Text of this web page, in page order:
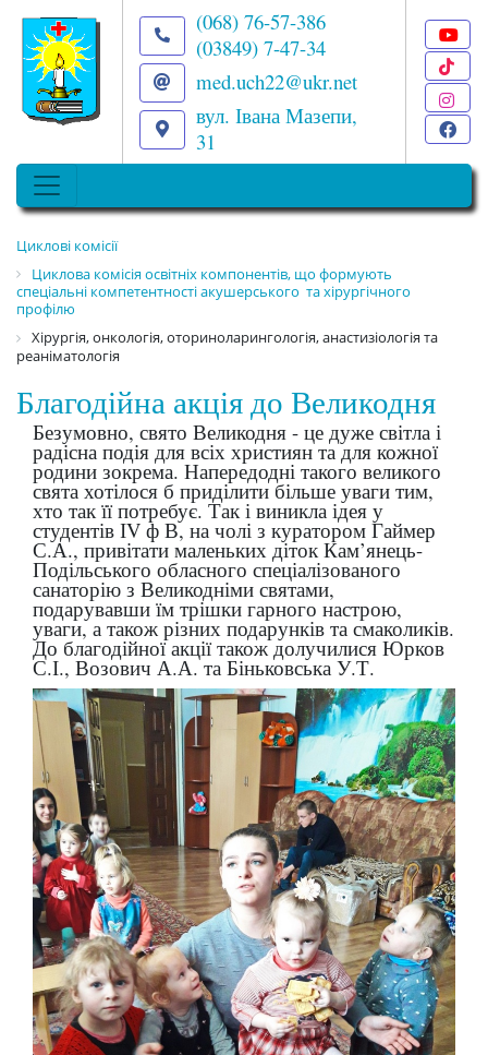
(068) 76-57-386
(03849) 7-47-34
med.uch22@ukr.net
вул. Івана Мазепи,
31
Циклові комісії
Циклова комісія освітніх компонентів, що формують
спеціальні компетентності акушерського та хірургічного
профілю
Хірургія, онкологія, оториноларингологія, анастизіологія та
реаніматологія
Благодійна акція до Великодня
Безумовно, свято Великодня - це дуже світла і
радісна подія для всіх християн та для кожної
родини зокрема. Напередодні такого великого
свята хотілося б приділити більше уваги тим,
хто так її потребує. Так і виникла ідея у
студентів ІV ф В, на чолі з куратором Гаймер
С.А., привітати маленьких діток Кам’янець-
Подільського обласного спеціалізованого
санаторію з Великодніми святами,
подарувавши їм трішки гарного настрою,
уваги, а також різних подарунків та смаколиків.
До благодійної акції також долучилися Юрков
С.І., Возович А.А. та Біньковська У.Т.